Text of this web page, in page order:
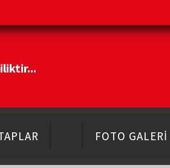
FOTO GALERİ